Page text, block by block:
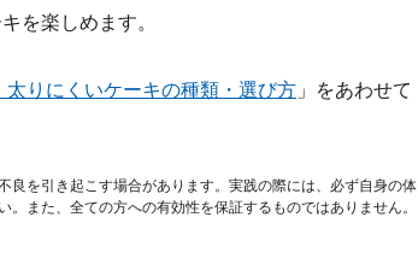
を楽しめます。
太りにくいケーキの種類・選び方 」をあわせて
を引き起こす場合があります。実践の際には、必ず自身の体
また、全ての方への有効性を保証するものではありません。